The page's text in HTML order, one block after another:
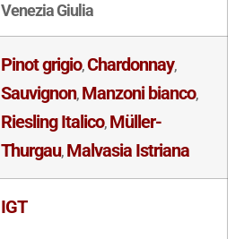
Venezia Giulia
Pinot grigio,Chardonnay,
Sauvignon,Manzoni bianco,
Riesling Italico,Müller-
Thurgau,Malvasia Istriana
IGT